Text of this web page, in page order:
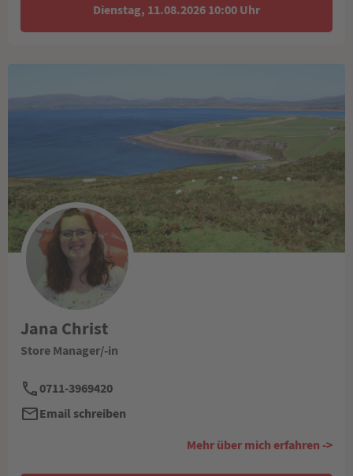
Dienstag, 11.08.2026 10:00 Uhr
Jana Christ
Store Manager/-in
0711-3969420
Email schreiben
Mehr über mich erfahren ->